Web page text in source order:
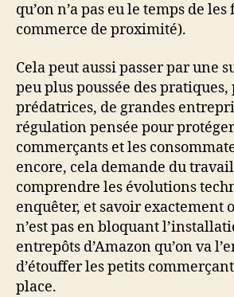
qu’on n’a pas eu le temps de
commerce de proximité).
Cela peut aussi passer par une
peu plus poussée des
prédatrices, de grandes
régulation pensée pour
commerçants et les
encore, cela demande du
comprendre les évolutions
enquêter, et savoir exactement
n’est pas en bloquant
entrepôts d’Amazon qu’on va
d’étouffer les petits
place.